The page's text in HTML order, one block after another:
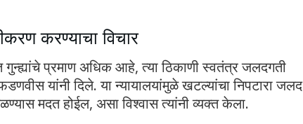
करण्याचा विचार
गुन्ह्यांचे प्रमाण अधिक आहे, त्या ठिकाणी स्वतंत्र जलदगती
यांनी दिले. या न्यायालयांमुळे खटल्यांचा निपटारा जलद
मदत होईल, असा विश्वास त्यांनी व्यक्त केला.